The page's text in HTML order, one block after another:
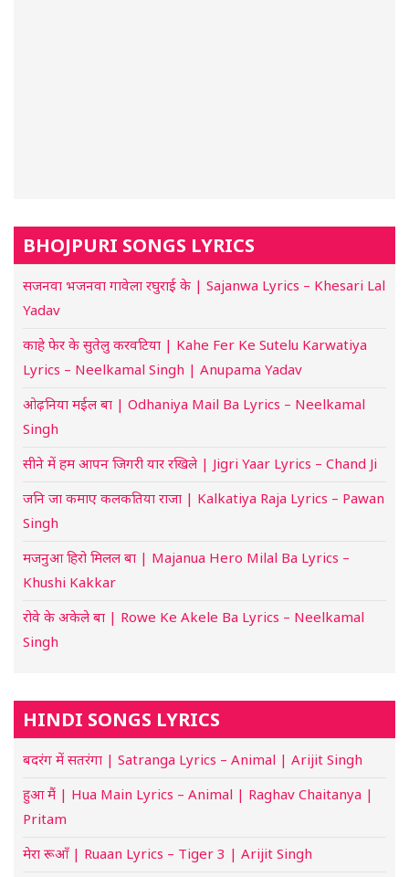
BHOJPURI SONGS LYRICS
सजनवा भजनवा गावेला रघुराई के | Sajanwa Lyrics – Khesari Lal
Yadav
काहे फेर के सुतेलु करवटिया | Kahe Fer Ke Sutelu Karwatiya
Lyrics – Neelkamal Singh | Anupama Yadav
ओढ़निया मईल बा | Odhaniya Mail Ba Lyrics – Neelkamal
Singh
सीने में हम आपन जिगरी यार रखिले | Jigri Yaar Lyrics – Chand Ji
जनि जा कमाए कलकतिया राजा | Kalkatiya Raja Lyrics – Pawan
Singh
मजनुआ हिरो मिलल बा | Majanua Hero Milal Ba Lyrics –
Khushi Kakkar
रोवे के अकेले बा | Rowe Ke Akele Ba Lyrics – Neelkamal
Singh
HINDI SONGS LYRICS
बदरंग में सतरंगा | Satranga Lyrics – Animal | Arijit Singh
हुआ मैं | Hua Main Lyrics – Animal | Raghav Chaitanya |
Pritam
मेरा रूआँ | Ruaan Lyrics – Tiger 3 | Arijit Singh